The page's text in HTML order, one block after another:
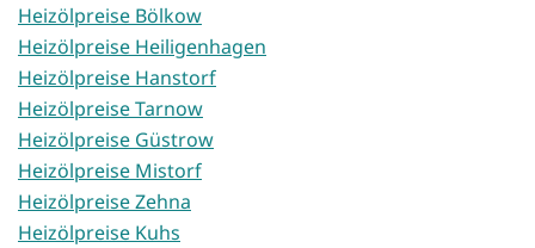
Heizölpreise Bölkow
Heizölpreise Heiligenhagen
Heizölpreise Hanstorf
Heizölpreise Tarnow
Heizölpreise Güstrow
Heizölpreise Mistorf
Heizölpreise Zehna
Heizölpreise Kuhs